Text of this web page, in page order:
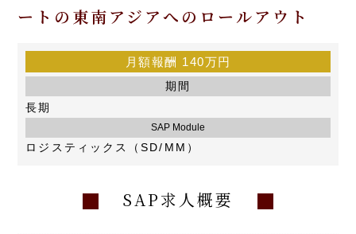
ートの東南アジアへのロールアウト
月額報酬 140万円
期間
長期
SAP Module
ロジスティックス（SD/MM）
SAP求人概要